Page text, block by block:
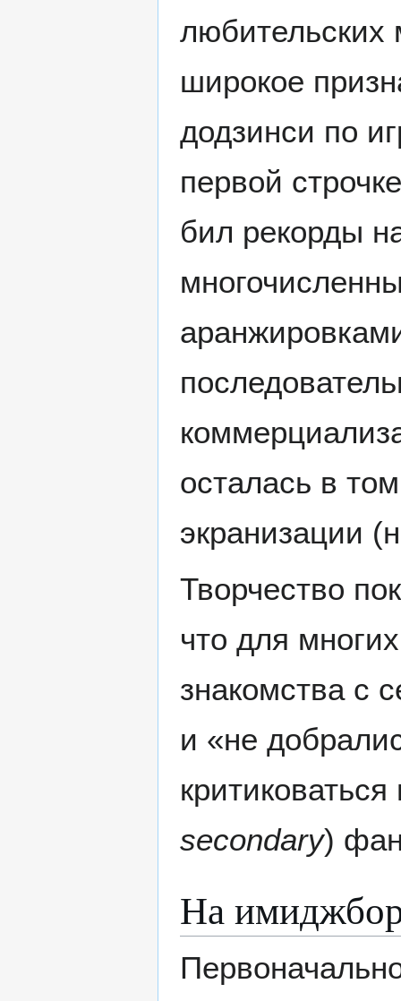
любительских
широкое
додзинси по
первой
бил рекорды
осталась в
экранизации
Творчество
что для
знакомства с
и «не
secondary)
На